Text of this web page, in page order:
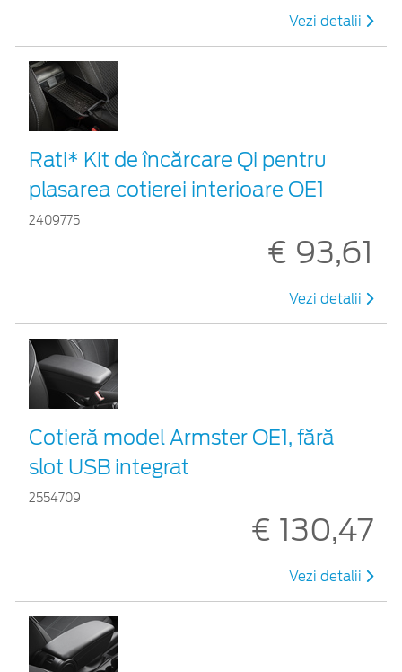
Vezi detalii
Rati* Kit de încărcare Qi pentru
plasarea cotierei interioare OE1
2409775
€ 93,61
Vezi detalii
Cotieră model Armster OE1, fără
slot USB integrat
2554709
€ 130,47
Vezi detalii